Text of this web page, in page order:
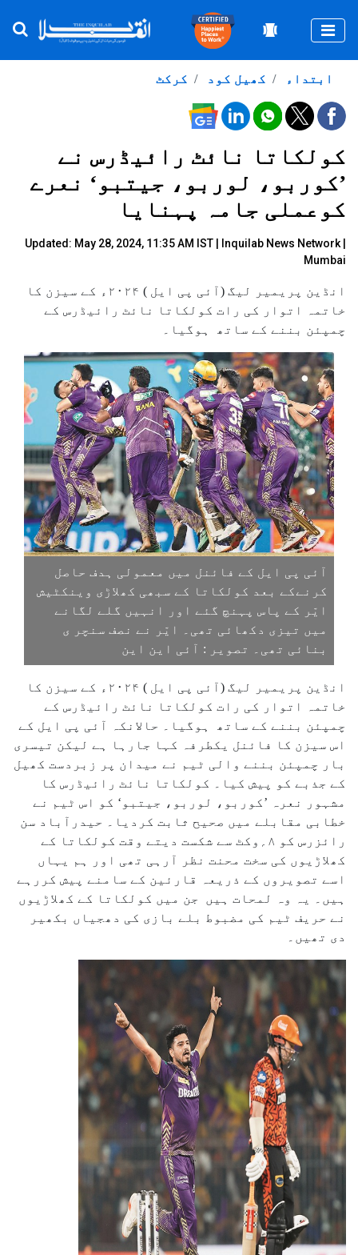
کرکٹ کھیل کود ابتداء
کولکاتا نائٹ رائیڈرس نے
’کوربو، لوربو، جیتبو‘ نعرے
کوعملی جامہ پہنایا
Updated: May 28, 2024, 11:35 AM IST | Inquilab News Network
Mumbai
انڈین پریمیر لیگ (آئی پی ایل ) ۲۰۲۴ء کے سیزن کا
خاتمہ اتوار کی رات کولکاتا نائٹ رائیڈرس کے
چمپئن بننے کے ساتھ ہوگیا۔
آئی پی ایل کے فائنل میں معمولی ہدف حاصل
کرنےکے بعد کولکاتا کے سبھی کھلاڑی وینکٹیش
ایّر کے پاس پہنچ گئے اور انہیں گلے لگانے
میں تیزی دکھائی تھی۔ ایّر نے نصف سنچر ی
بنائی تھی۔ تصویر : آئی این این
انڈین پریمیر لیگ (آئی پی ایل ) ۲۰۲۴ء کے سیزن کا
خاتمہ اتوار کی رات کولکاتا نائٹ رائیڈرس کے
چمپئن بننے کے ساتھ ہوگیا۔ حالانکہ آئی پی ایل کے
اس سیزن کا فائنل یکطرفہ کہا جارہا ہے لیکن تیسری
بار چمپئن بننے والی ٹیم نے میدان پر زبردست کھیل
کے جذبے کو پیش کیا۔ کولکاتا نائٹ رائیڈرس کا
مشہور نعرہ ’کوربو، لوربو، جیتبو‘ کو اس ٹیم نے
خطابی مقابلے میں صحیح ثابت کردیا۔ حیدرآباد سن
رائزرس کو ۸؍وکٹ سے شکست دیتے وقت کولکاتا کے
کھلاڑیوں کی سخت محنت نظر آرہی تھی اور ہم یہاں
اسے تصویروں کے ذریعہ قارئین کے سامنے پیش کررہے
ہیں۔ یہ وہ لمحات ہیں جن میں کولکاتا کے کھلاڑیوں
نے حریف ٹیم کی مضبوط بلے بازی کی دھجیاں بکھیر
دی تھیں۔